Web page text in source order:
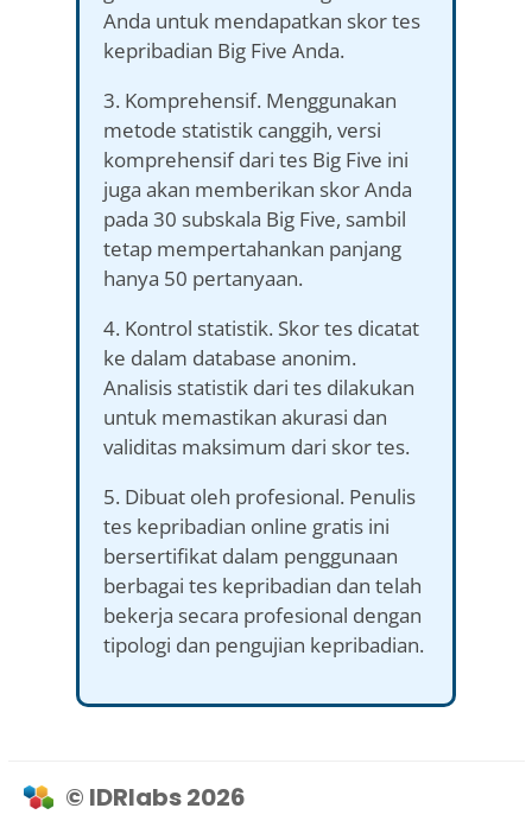
Anda untuk mendapatkan skor tes
kepribadian Big Five Anda.
3. Komprehensif. Menggunakan
metode statistik canggih, versi
komprehensif dari tes Big Five ini
juga akan memberikan skor Anda
pada 30 subskala Big Five, sambil
tetap mempertahankan panjang
hanya 50 pertanyaan.
4. Kontrol statistik. Skor tes dicatat
ke dalam database anonim.
Analisis statistik dari tes dilakukan
untuk memastikan akurasi dan
validitas maksimum dari skor tes.
5. Dibuat oleh profesional. Penulis
tes kepribadian online gratis ini
bersertifikat dalam penggunaan
berbagai tes kepribadian dan telah
bekerja secara profesional dengan
tipologi dan pengujian kepribadian.
© IDRlabs 2026